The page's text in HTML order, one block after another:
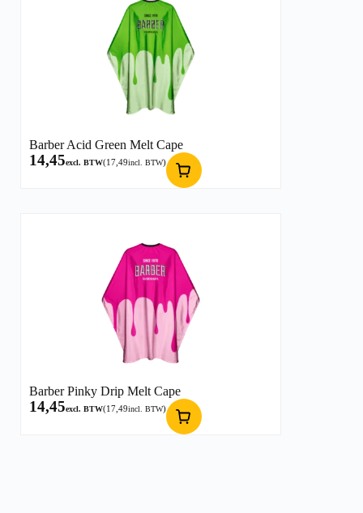
Barber Acid Green Melt Cape
14,45excl. BTW(17,49incl. BTW)
Barber Pinky Drip Melt Cape
14,45excl. BTW(17,49incl. BTW)